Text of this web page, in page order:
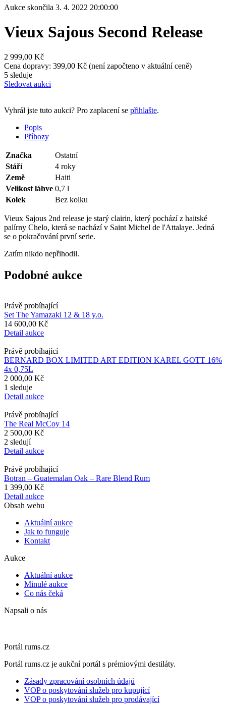
Aukce skončila 3. 4. 2022 20:00:00
Vieux Sajous Second Release
2 999,00 Kč
Cena dopravy: 399,00 Kč (není započteno v aktuální ceně)
5 sleduje
Sledovat aukci
Vyhrál jste tuto aukci? Pro zaplacení se přihlašte.
Popis
Příhozy
Značka
Ostatní
Stáří
4 roky
Země
Haiti
Velikost láhve 0,7 l
Kolek
Bez kolku
Vieux Sajous 2nd release je starý clairin, který pochází z haitské
palírny Chelo, která se nachází v Saint Michel de l'Attalaye. Jedná
se o pokračování první serie.
Zatím nikdo nepřihodil.
Podobné aukce
Právě probíhající
Set The Yamazaki 12 & 18 y.o.
14 600,00 Kč
Detail aukce
Právě probíhající
BERNARD BOX LIMITED ART EDITION KAREL GOTT 16%
4x 0,75L
2 000,00 Kč
1 sleduje
Detail aukce
Právě probíhající
The Real McCoy 14
2 500,00 Kč
2 sledují
Detail aukce
Právě probíhající
Botran – Guatemalan Oak – Rare Blend Rum
1 399,00 Kč
Detail aukce
Obsah webu
Aktuální aukce
Jak to funguje
Kontakt
Aukce
Aktuální aukce
Minulé aukce
Co nás čeká
Napsali o nás
Portál rums.cz
Portál rums.cz je aukční portál s prémiovými destiláty.
Zásady zpracování osobních údajů
VOP o poskytování služeb pro kupující
VOP o poskytování služeb pro prodávající